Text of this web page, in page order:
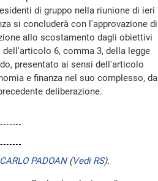
di gruppo nella riunione di ieri
si concluderà con l'approvazione di
allo scostamento dagli obiettivi
6, comma 3, della legge
presentato ai sensi dell'articolo
e finanza nel suo complesso, da
deliberazione.
PADOAN (Vedi RS).